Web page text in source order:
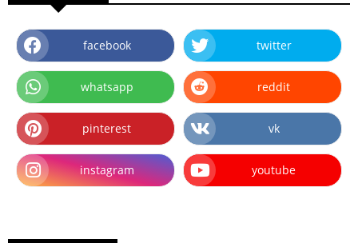
facebook twitter
whatsapp reddit
pinterest vk
instagram youtube